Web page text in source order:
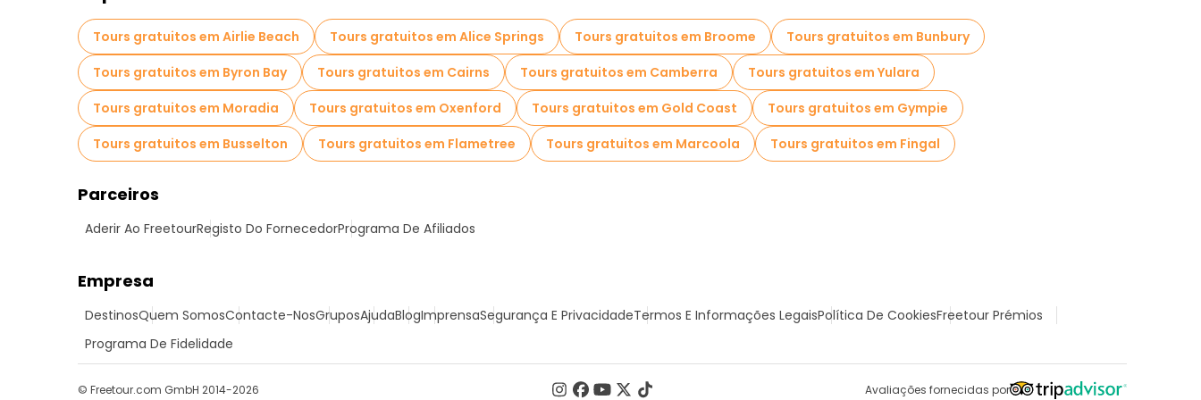
Tours gratuitos em Airlie Beach Tours gratuitos em Alice Springs Tours gratuitos em Broome
Tours gratuitos em Bunbury
Tours gratuitos em Byron Bay
Tours gratuitos em Cairns Tours gratuitos em Camberra
Tours gratuitos em Yulara
Tours gratuitos em Moradia
Tours gratuitos em Oxenford Tours gratuitos em Gold Coast
Tours gratuitos em Gympie
Tours gratuitos em Busselton
Tours gratuitos em Flametree Tours gratuitos em Marcoola Tours gratuitos em Fingal
Parceiros
Aderir Ao FreetourRegisto Do FornecedorPrograma De Afiliados
Empresa
DestinosQuem SomosContacte-NosGruposAjudaBlogImprensaSegurança E PrivacidadeTermos E Informações LegaisPolítica De CookiesFreetour Prémios
Programa De Fidelidade
Avaliações fornecidas por
© Freetour.com GmbH 2014-2026